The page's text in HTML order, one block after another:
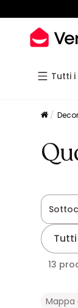
Tutti
13
Mappa